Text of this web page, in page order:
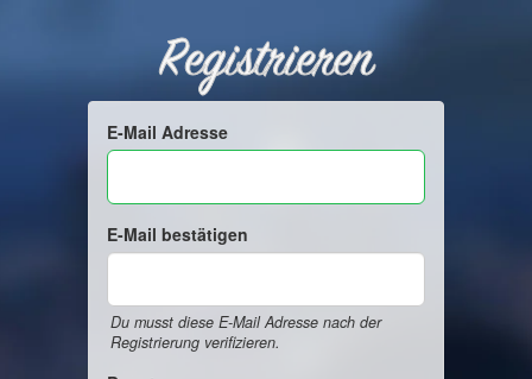
Registrieren
E-Mail Adresse
E-Mail bestätigen
Du musst diese E-Mail Adresse nach der
Registrierung verifizieren.